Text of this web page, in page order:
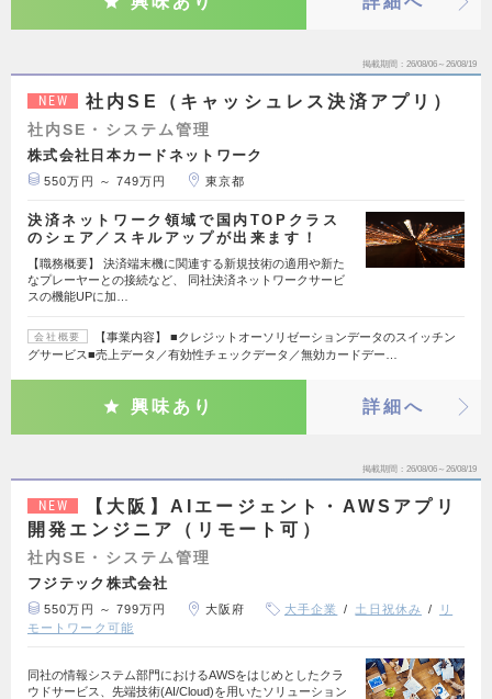
掲載期間 26/08/06～26/08/19
NEW 社内SE（キャッシュレス決済アプリ）
社内SE・システム管理
株式会社日本カードネットワーク
550万円 ～ 749万円 東京都
決済ネットワーク領域で国内TOPクラス
のシェア／スキルアップが出来ます！
【職務概要】 決済端末機に関連する新規技術の適用や新た
なプレーヤーとの接続など、 同社決済ネットワークサービ
スの機能UPに加…
会社概要
【事業内容】 ■クレジットオーソリゼーションデータのスイッチン
グサービス■売上データ／有効性チェックデータ／無効カードデー…
興味あり 詳細へ
掲載期間 26/08/06～26/08/19
NEW
【大阪】AIエージェント・AWSアプリ
開発エンジニア（リモート可）
社内SE・システム管理
フジテック株式会社
550万円 ～ 799万円 大阪府 大手企業 土日祝休み
リ
モートワーク可能
同社の情報システム部門におけるAWSをはじめとしたクラ
ウドサービス、先端技術(AI/Cloud)を用いたソリューション